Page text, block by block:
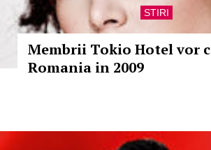
STIRI
Membrii Tokio Hotel vor
Romania in 2009